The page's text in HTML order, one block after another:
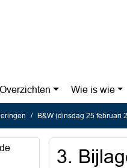
Overzichten Wie is wie
B&W (dinsdag 25 februari
3.